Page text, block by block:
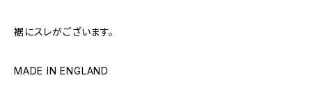
裾にスレがございます。
MADE IN ENGLAND